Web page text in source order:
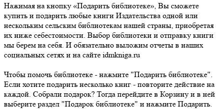
Нажимая на кнопку «Подарить библиотеке», Вы сможете
купить и подарить любые книги Издательства одной или
нескольким сельским библиотекам нашей страны, приобретая
их ниже себестоимости. Выбор библиотеки и отправку книги
мы берем на себя. И обязательно выложим отчеты в наших
социальных сетях и на сайте idmkniga.ru
Чтобы помочь библиотеке - нажмите "Подарить библиотеке".
Если хотите подарить несколько книг - повторите действие на
каждой. Собрали подарок? Тогда перейдите в Корзину и в ней
выберите раздел "Подарок библиотеке" и нажмите Подарить.